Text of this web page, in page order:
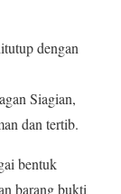
dengan
Siagian,
dan tertib.
bentuk
barang bukti